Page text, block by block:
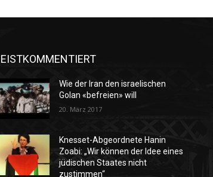
Wie der Iran den israelischen
Golan «befreien» will
20. März 2017
Knesset-Abgeordnete Hanin
Zoabi: „Wir können der Idee eines
jüdischen Staates nicht
zustimmen“